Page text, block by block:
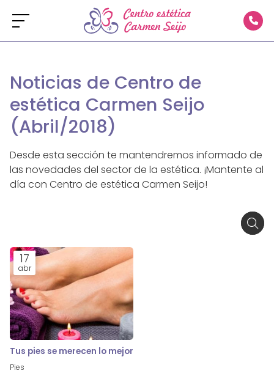
Noticias de Centro de
estética Carmen Seijo
(Abril/2018)
Desde esta sección te mantendremos informado de
las novedades del sector de la estética. ¡Mantente al
día con Centro de estética Carmen Seijo!
17
abr
Tus pies se merecen lo mejor
Pies